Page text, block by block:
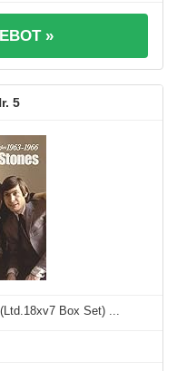
»
5
Box Set) ...